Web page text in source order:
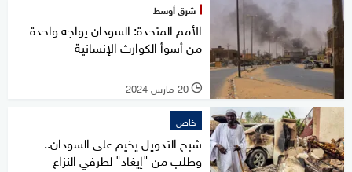
شرق أوسط
الأمم المتحدة: السودان يواجه واحدة
من أسوأ الكوارث الإنسانية
l 20 مارس 2024
خاص
شبح التدويل يخيم على السودان..
وطلب من "إيغاد" لطرفي النزاع